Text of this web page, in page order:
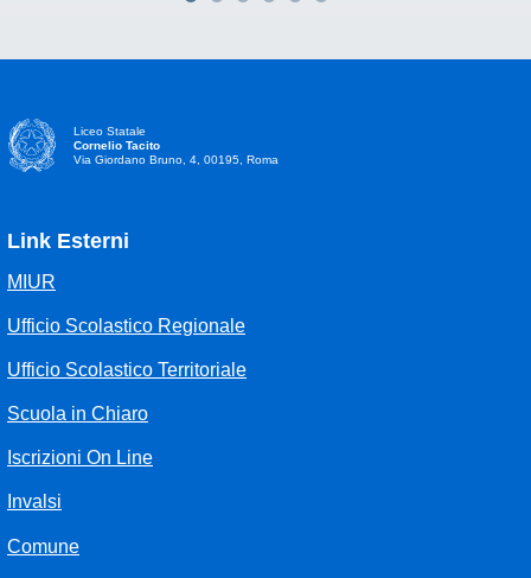
Liceo Statale
Cornelio Tacito
Via Giordano Bruno, 4, 00195, Roma
Link Esterni
MIUR
Ufficio Scolastico Regionale
Ufficio Scolastico Territoriale
Scuola in Chiaro
Iscrizioni On Line
Invalsi
Comune